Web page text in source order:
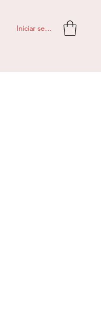
Iniciar sesión